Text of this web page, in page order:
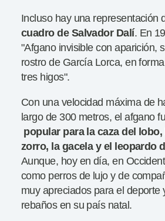
Incluso hay una representación
cuadro de Salvador Dalí. En
"Afgano invisible con aparición,
rostro de García Lorca, en
tres higos".
Con una velocidad máxima de
largo de 300 metros, el afgano
popular para la caza del lobo,
zorro, la gacela y el leopardo
Aunque, hoy en día, en
como perros de lujo y de
muy apreciados para el deporte
rebaños en su país natal.